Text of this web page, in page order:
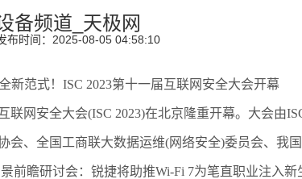
备频道_天极网
时间：2025-08-05 04:58:10
范式！ISC 2023第十一届互联网安全大会开幕
网安全大会(ISC 2023)在北京隆重开幕。大会由
会、全国工商联大数据运维(网络安全)委员会、我
瞻研讨会：锐捷将助推Wi-Fi 7为笔直职业注入新